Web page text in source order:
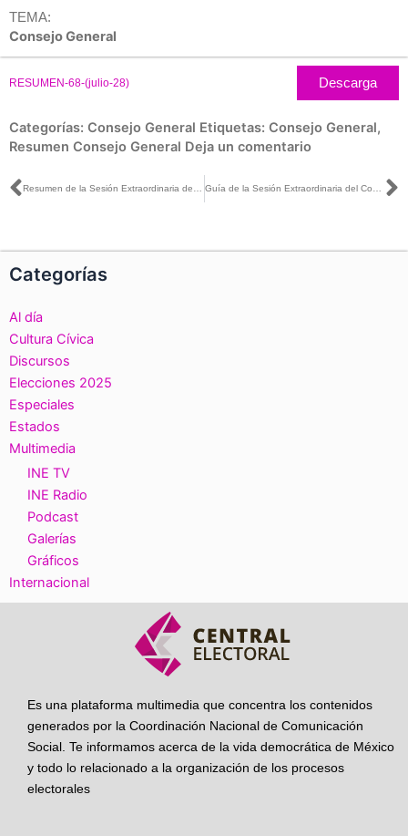
TEMA:
Consejo General
RESUMEN-68-(julio-28) Descarga
Categorías: Consejo General Etiquetas: Consejo General,
Resumen Consejo General Deja un comentario
Ant
Categorías
Al día
Cultura Cívica
Discursos
Elecciones 2025
Especiales
Estados
Multimedia
INE TV
INE Radio
Podcast
Galerías
Gráficos
Internacional
Es una plataforma multimedia que concentra los contenidos
generados por la Coordinación Nacional de Comunicación
Social. Te informamos acerca de la vida democrática de México
y todo lo relacionado a la organización de los procesos
electorales